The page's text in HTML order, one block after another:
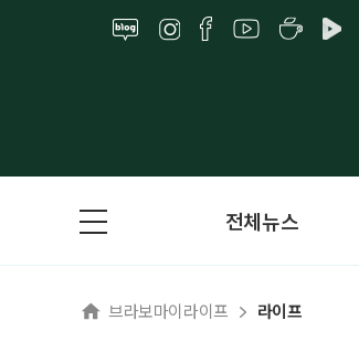
전체뉴스
브라보마이라이프 라이프